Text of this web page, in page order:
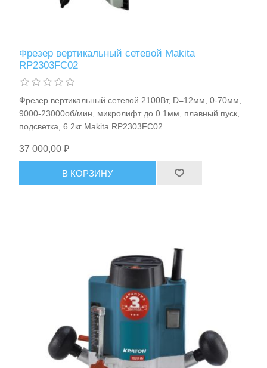
Фрезер вертикальный сетевой Makita
RP2303FC02
Фрезер вертикальный сетевой 2100Вт, D=12мм, 0-70мм,
9000-23000об/мин, микролифт до 0.1мм, плавный пуск,
подсветка, 6.2кг Makita RP2303FC02
37 000,00 ₽
В КОРЗИНУ